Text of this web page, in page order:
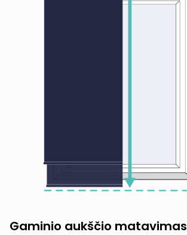
Gaminio aukščio matavimas